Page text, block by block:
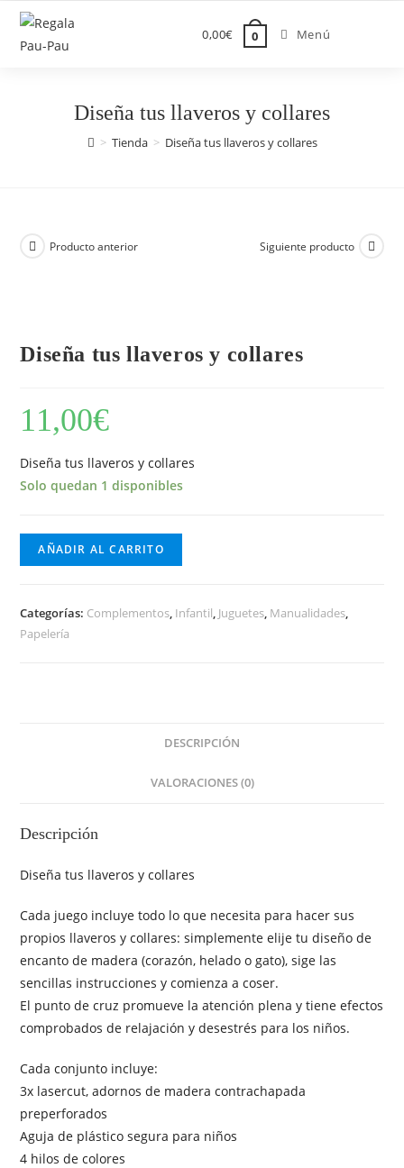
Saltar
contenido
0,00€ 0 Menú
Diseña tus llaveros y collares
> Tienda > Diseña tus llaveros y collares
Producto anterior Siguiente producto
Diseña tus llaveros y collares
11,00€
Diseña tus llaveros y collares
Solo quedan 1 disponibles
AÑADIR AL CARRITO
Categorías: Complementos, Infantil, Juguetes, Manualidades,
Papelería
DESCRIPCIÓN
VALORACIONES (0)
Descripción
Diseña tus llaveros y collares
Cada juego incluye todo lo que necesita para hacer sus
propios llaveros y collares: simplemente elije tu diseño de
encanto de madera (corazón, helado o gato), sige las
sencillas instrucciones y comienza a coser.
El punto de cruz promueve la atención plena y tiene efectos
comprobados de relajación y desestrés para los niños.
Cada conjunto incluye:
3x lasercut, adornos de madera contrachapada
preperforados
Aguja de plástico segura para niños
4 hilos de colores